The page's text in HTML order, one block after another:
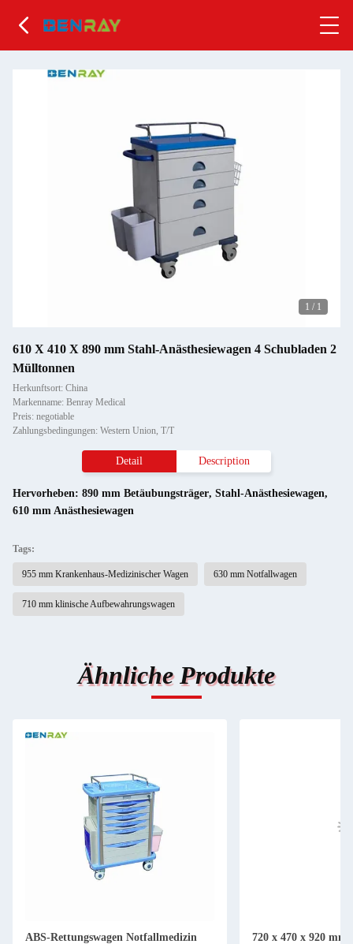
1 / 1
610 X 410 X 890 mm Stahl-Anästhesiewagen 4 Schubladen 2
Mülltonnen
Herkunftsort: China
Markenname: Benray Medical
Preis: negotiable
Zahlungsbedingungen: Western Union, T/T
Detail Description
Hervorheben: 890 mm Betäubungsträger, Stahl-Anästhesiewagen,
610 mm Anästhesiewagen
Tags:
955 mm Krankenhaus-Medizinischer Wagen 630 mm Notfallwagen
710 mm klinische Aufbewahrungswagen
Ähnliche Produkte
ABS-Rettungswagen Notfallmedizin
720 x 470 x 920 mm